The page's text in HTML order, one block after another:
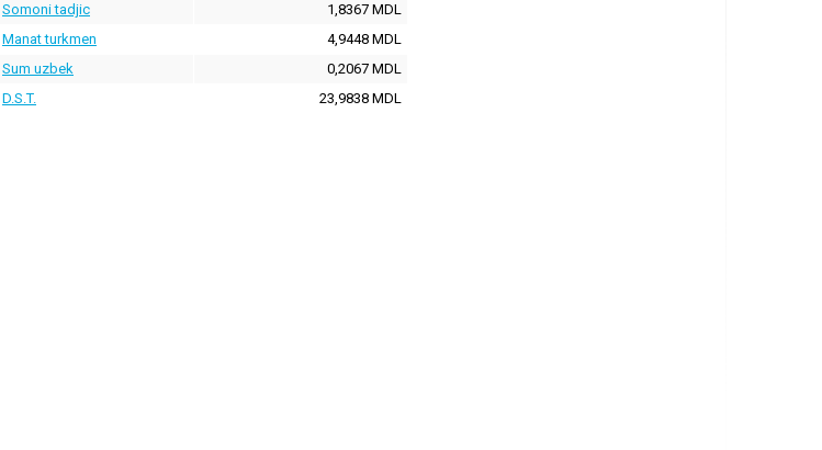
Somoni tadjic
1,8367 MDL
Manat turkmen
4,9448 MDL
Sum uzbek
0,2067 MDL
D.S.T. 23,9838 MDL